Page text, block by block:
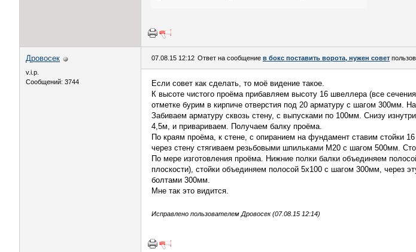
Дровосек
v.i.p.
Сообщений: 3744
07.08.15 12:12 Ответ на сообщение в бокс поставить ворота, нужен совет
Если совет как сделать, то моё видение такое.
К высоте чистого проёма прибавляем высоту 16 швеллера (все
отметке бурим в кирпиче отверстия под 20 арматуру с шагом 300мм.
Забиваем арматуру сквозь стену, с выпусками по 100мм. Снизу
4,5м, и привариваем. Получаем балку проёма.
По краям проёма, к стене, с опиранием на фундамент ставим стойки
через стену стягиваем резьбовыми шпильками М20 с шагом 500мм.
По мере изготовления проёма. Нижние полки балки объединяем
плоскости), стойки объединяем полосой 5х100 с шагом 300мм, через
болтами 300мм.
Мне так это видится.
Исправлено пользователем Дровосек (07.08.15 12:14)